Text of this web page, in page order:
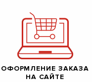
ОФОРМЛЕНИЕ ЗАКАЗА
НА САЙТЕ